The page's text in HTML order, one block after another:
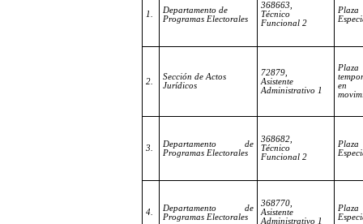
1.
Departamento de
Programas Electorales
368663,
Técnico
Funcional 2
2.
Sección de Actos
Jurídicos
72879,
Asistente
Administrativo 1
en
3.
Departamento de
Programas Electorales
368682,
Técnico
Funcional 2
4.
Departamento de
Programas Electorales
368770,
Asistente
Administrativo 1